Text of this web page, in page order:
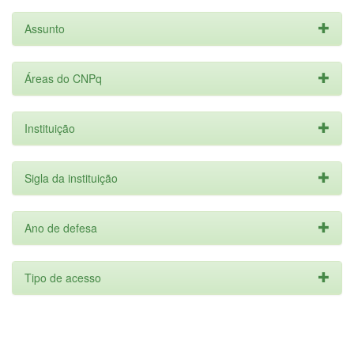
Assunto
Áreas do CNPq
Instituição
Sigla da instituição
Ano de defesa
Tipo de acesso